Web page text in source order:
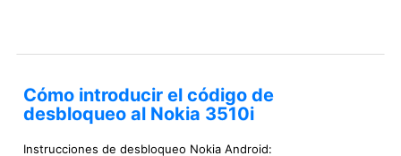
Cómo introducir el código de
desbloqueo al Nokia 3510i
Instrucciones de desbloqueo Nokia Android: